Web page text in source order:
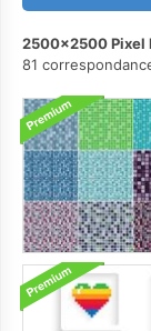
2500x2500 Pixel
81